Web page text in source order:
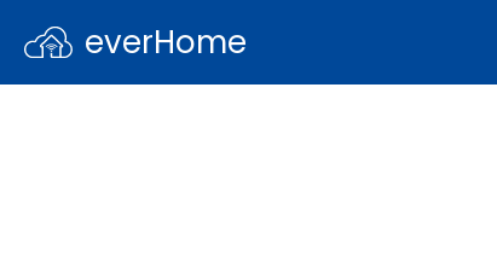
everHome